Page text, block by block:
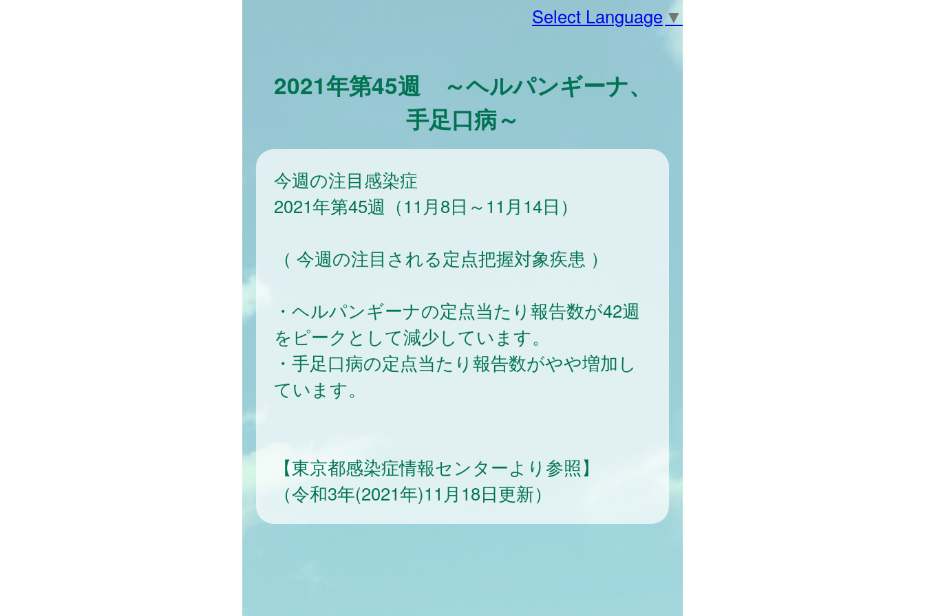
Select Language ▼
2021年第45週 ～ヘルパンギーナ、
手足口病～
今週の注目感染症
2021年第45週（11月8日～11月14日）
（ 今週の注目される定点把握対象疾患 ）
・ヘルパンギーナの定点当たり報告数が42週
をピークとして減少しています。
・手足口病の定点当たり報告数がやや増加し
ています。
【東京都感染症情報センターより参照】
（令和3年(2021年)11月18日更新）